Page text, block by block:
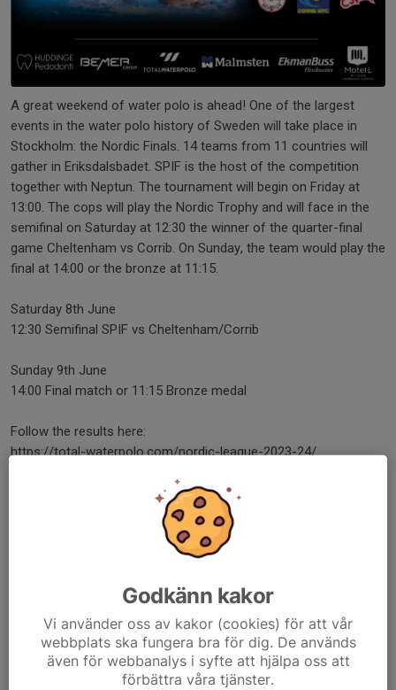
A great weekend of water polo is ahead! One of the largest
events in the water polo history of Sweden will take place in
Stockholm: the Nordic Finals. 14 teams from 11 countries will
gather in Eriksdalsbadet. SPIF is the host of the competition
together with Neptun. The tournament will begin on Friday at
13:00. The cops will play the Nordic Trophy and will face in the
semifinal on Saturday at 12:30 the winner of the quarter-final
game Cheltenham vs Corrib. On Sunday, the team would play the
final at 14:00 or the bronze at 11:15.
Saturday 8th June
12:30 Semifinal SPIF vs Cheltenham/Corrib
Sunday 9th June
14:00 Final match or 11:15 Bronze medal
Follow the results here:
https://total-waterpolo.com/nordic-league-2023-24/
Godkänn kakor
Vi använder oss av kakor (cookies) för att vår
webbplats ska fungera bra för dig. De används
även för webbanalys i syfte att hjälpa oss att
förbättra våra tjänster.